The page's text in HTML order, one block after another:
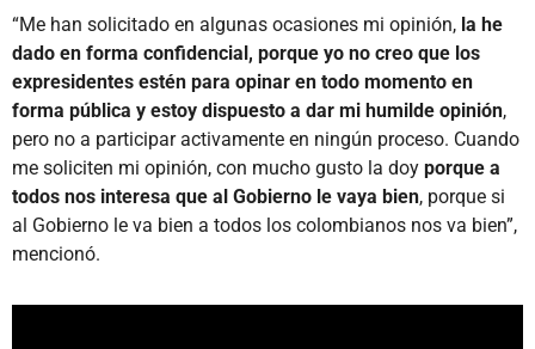
“Me han solicitado en algunas ocasiones mi opinión, la he
dado en forma confidencial, porque yo no creo que los
expresidentes estén para opinar en todo momento en
forma pública y estoy dispuesto a dar mi humilde opinión,
pero no a participar activamente en ningún proceso. Cuando
me soliciten mi opinión, con mucho gusto la doy porque a
todos nos interesa que al Gobierno le vaya bien, porque si
al Gobierno le va bien a todos los colombianos nos va bien”,
mencionó.